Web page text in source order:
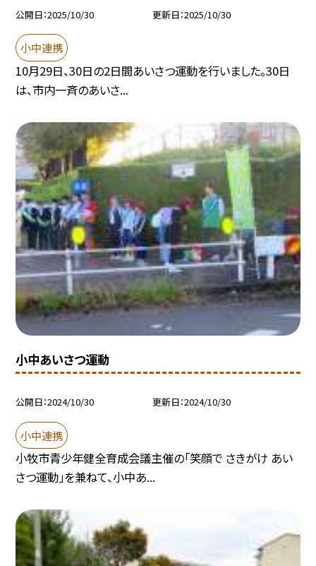
公開日 2025/10/30 更新日 2025/10/30
小中連携
10月29日、30日の2日間あいさつ運動を行いました。30日
は、市内一斉のあいさ...
小中あいさつ運動
公開日 2024/10/30 更新日 2024/10/30
小中連携
小牧市青少年健全育成会議主催の「笑顔で さきがけ あい
さつ運動」を兼ねて、小中あ...